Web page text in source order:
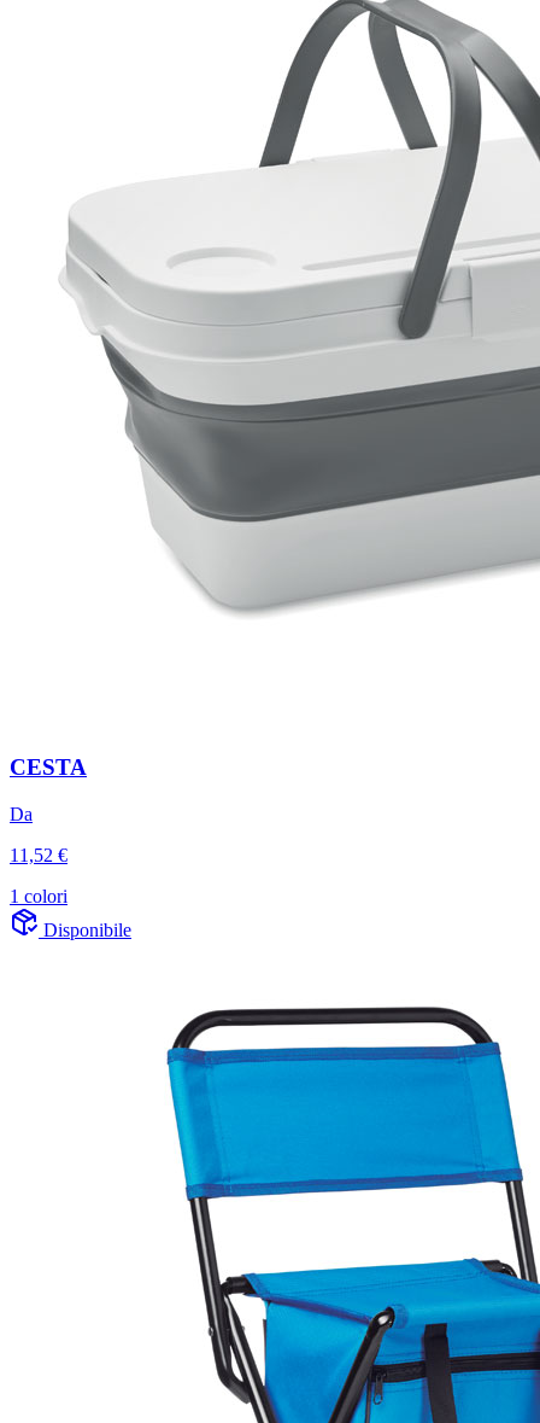
CESTA
Da
11,52 €
1 colori
Disponibile